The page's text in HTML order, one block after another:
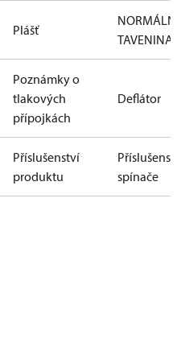
Plášť
NORMÁLNÍ
TAVENINA
Poznámky o
tlakových
přípojkách
Deflátor
Příslušenství
produktu
Příslušenství
spínače